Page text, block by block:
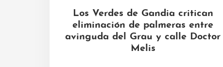
Los Verdes de Gandia critican
eliminación de palmeras entre
avinguda del Grau y calle Doctor
Melis